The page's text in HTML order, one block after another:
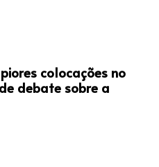
colocações no
debate sobre a